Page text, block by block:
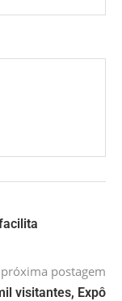
próxima postagem
visitantes, Expô